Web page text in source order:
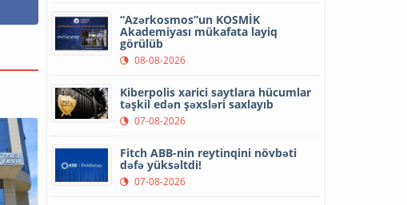
“Azərkosmos”un KOSMİK
Akademiyası mükafata layiq
görülüb
08-08-2026
Kiberpolis xarici saytlara hücumlar
təşkil edən şəxsləri saxlayıb
07-08-2026
Fitch ABB-nin reytinqini növbəti
dəfə yüksəltdi!
07-08-2026